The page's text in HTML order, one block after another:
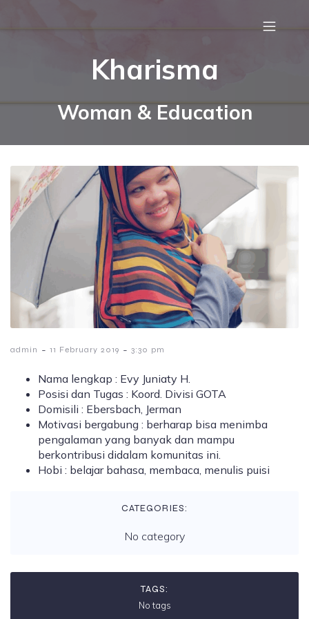
Kharisma
Woman & Education
admin - 11 February 2019 - 3:30 pm
Nama lengkap : Evy Juniaty H.
Posisi dan Tugas : Koord. Divisi GOTA
Domisili : Ebersbach, Jerman
Motivasi bergabung : berharap bisa menimba
pengalaman yang banyak dan mampu
berkontribusi didalam komunitas ini.
Hobi : belajar bahasa, membaca, menulis puisi
CATEGORIES:
No category
TAGS:
No tags